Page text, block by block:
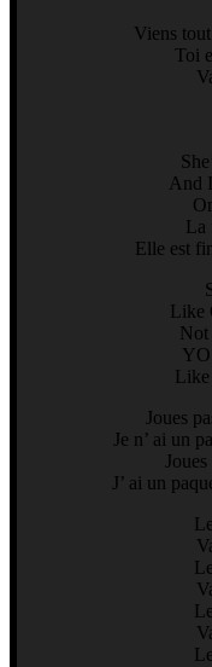
Viens
Toi
And
La
Elle est
Like
Not
Joues
Je n’ ai un
J’ ai un